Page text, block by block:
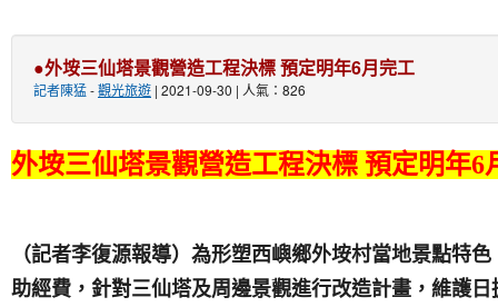
●外垵三仙塔景觀營造工程決標 預定明年6月完工
記者陳猛-觀光旅遊 | 2021-09-30 | 人氣：826
外垵三仙塔景觀營造工程決標 預定明年6
（記者李復源報導）為形塑西嶼鄉外垵村當地景點特
助經費，針對三仙塔及周邊景觀進行改造計畫，維護